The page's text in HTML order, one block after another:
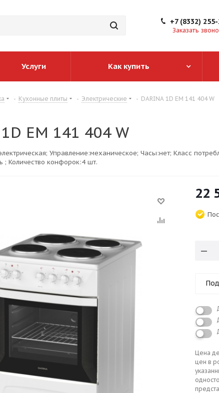
+7 (8332)
Заказать
Услуги Как купить
- Кухонные плиты - Электрические - DARINA 1D EM 141 404 W
EM 141 404 W
Управление:механическое; Часы:нет; Класс
; Количество конфорок:4 шт.
22
Цена
цен в